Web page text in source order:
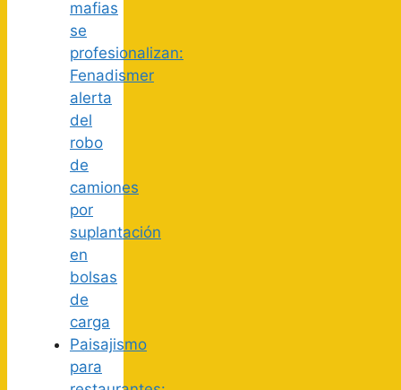
mafias
se
profesionalizan:
Fenadismer
alerta
del
robo
de
camiones
por
suplantación
en
bolsas
de
carga
Paisajismo
para